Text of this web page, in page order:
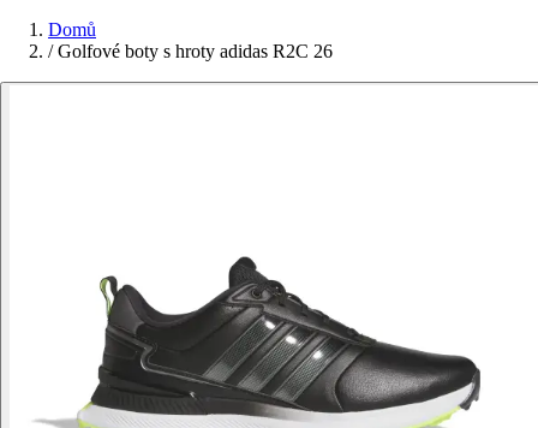
Domů
/ Golfové boty s hroty adidas R2C 26